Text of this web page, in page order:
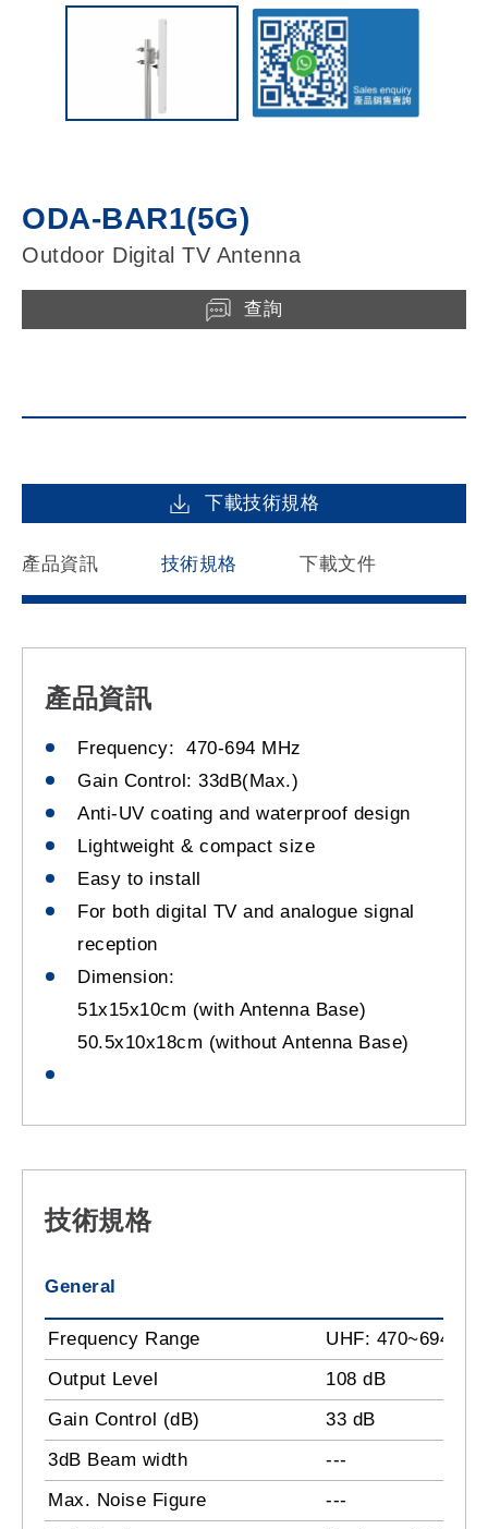
ODA-BAR1(5G)
Outdoor Digital TV Antenna
查詢
下載技術規格
產品資訊 技術規格 下載文件
產品資訊
Frequency: 470-694 MHz
Gain Control: 33dB(Max.)
Anti-UV coating and waterproof design
Lightweight & compact size
Easy to install
For both digital TV and analogue signal
reception
Dimension:
51x15x10cm (with Antenna Base)
50.5x10x18cm (without Antenna Base)
技術規格
General
Frequency Range
UHF: 470~694
Output Level
108 dB
Gain Control (dB)
33 dB
3dB Beam width
---
Max. Noise Figure
---